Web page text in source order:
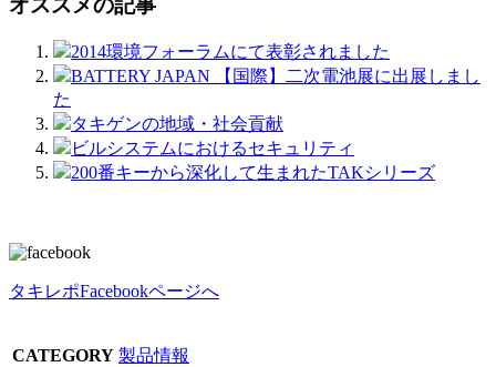
オススメの記事
2014環境フォーラムにて表彰されました
BATTERY JAPAN 【国際】二次電池展に出展しまし
た
タキゲンの地域・社会貢献
ビルシステムにおけるセキュリティ
200番キーから深化して生まれたTAKシリーズ
タキレポFacebookページへ
CATEGORY 製品情報